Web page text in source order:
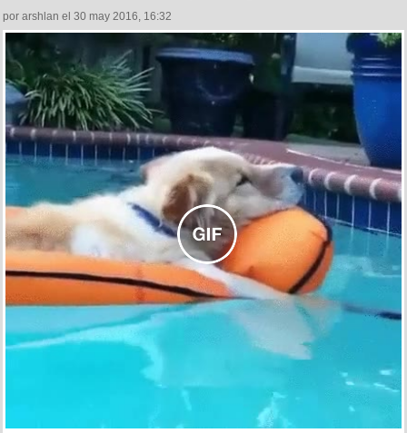
por arshlan el 30 may 2016, 16:32